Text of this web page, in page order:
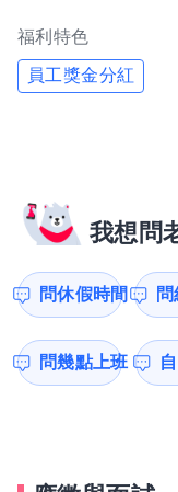
福利特色
員工獎金分紅
我想問
問休假時間
問幾點上班